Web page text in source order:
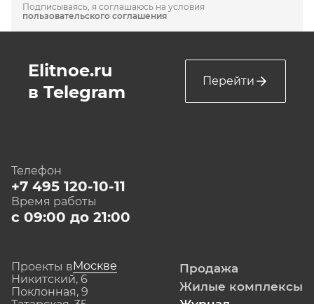
Подписываясь, я соглашаюсь на условия
пользовательского соглашения
Elitnoe.ru
в Telegram
Перейти
Телефон
+7 495 120-10-11
Время работы
с 09:00 до 21:00
Проекты вМоскве
Никитский, 6
Поклонная, 9
Продажа
Жилые комплексы